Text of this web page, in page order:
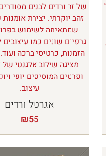
אגרטל ורדים
₪55